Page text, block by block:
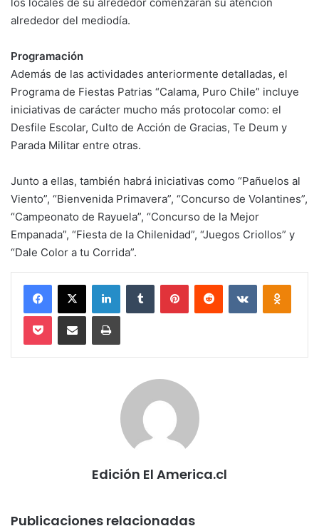
los locales de su alrededor comenzarán su atención
alrededor del mediodía.
Programación
Además de las actividades anteriormente detalladas, el
Programa de Fiestas Patrias “Calama, Puro Chile” incluye
iniciativas de carácter mucho más protocolar como: el
Desfile Escolar, Culto de Acción de Gracias, Te Deum y
Parada Militar entre otras.
Junto a ellas, también habrá iniciativas como “Pañuelos al
Viento”, “Bienvenida Primavera”, “Concurso de Volantines”,
“Campeonato de Rayuela”, “Concurso de la Mejor
Empanada”, “Fiesta de la Chilenidad”, “Juegos Criollos” y
“Dale Color a tu Corrida”.
Facebook
X LinkedInTumblr PinterestReddit VKontakte
Pocket Compartir via email Imprimir
Edición El America.cl
Publicaciones relacionadas